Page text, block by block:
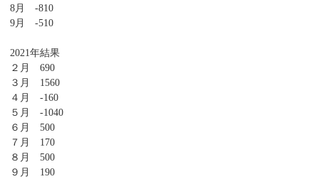
8月 -810
9月 -510
2021年結果
２月 690
３月 1560
４月 -160
５月 -1040
６月 500
７月 170
８月 500
９月 190